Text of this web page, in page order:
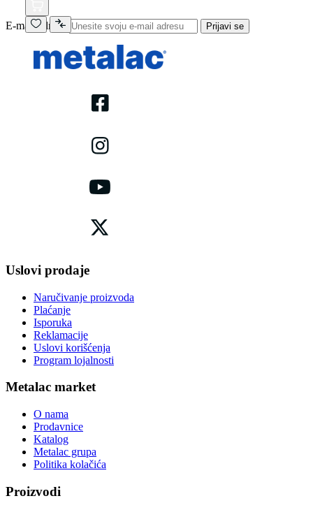
E-mail adresa Prijavi se
Uslovi prodaje
Naručivanje proizvoda
Plaćanje
Isporuka
Reklamacije
Uslovi korišćenja
Program lojalnosti
Metalac market
O nama
Prodavnice
Katalog
Metalac grupa
Politika kolačića
Proizvodi